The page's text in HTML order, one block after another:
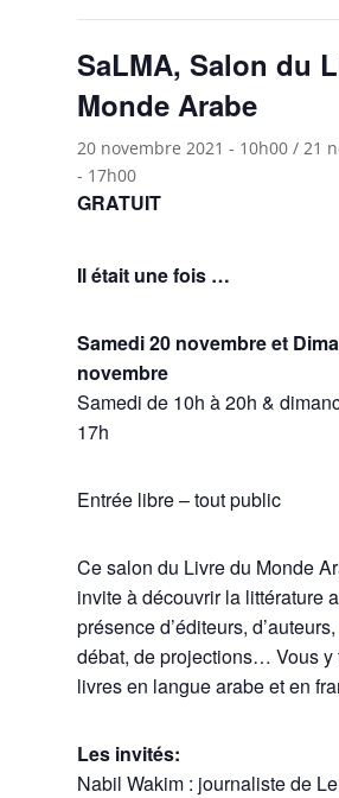
SaLMA, Salon du
Monde Arabe
20 novembre 2021 - 10h00/ 21
- 17h00
GRATUIT
Il était une fois …
Samedi 20 novembre et
novembre
Samedi de 10h à 20h &
17h
Entrée libre – tout public
Ce salon du Livre du Monde
invite à découvrir la littérature
présence d’éditeurs,
débat, de projections… Vous y
livres en langue arabe et en
Les invités:
Nabil Wakim : journaliste de